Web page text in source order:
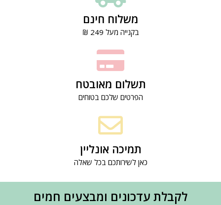
משלוח חינם
בקנייה מעל 249 ₪
תשלום מאובטח
הפרטים שלכם בטוחים
תמיכה אונליין
כאן לשירותכם בכל שאלה
לקבלת עדכונים ומבצעים חמים